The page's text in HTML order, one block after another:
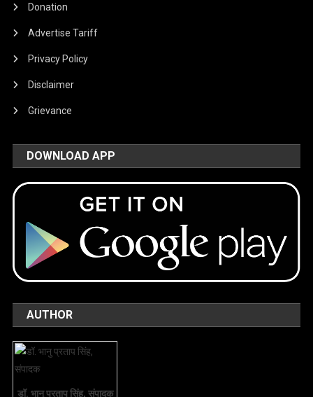
Donation
Advertise Tariff
Privacy Policy
Disclaimer
Grievance
DOWNLOAD APP
AUTHOR
डॉ. भानु प्रताप सिंह, संपादक